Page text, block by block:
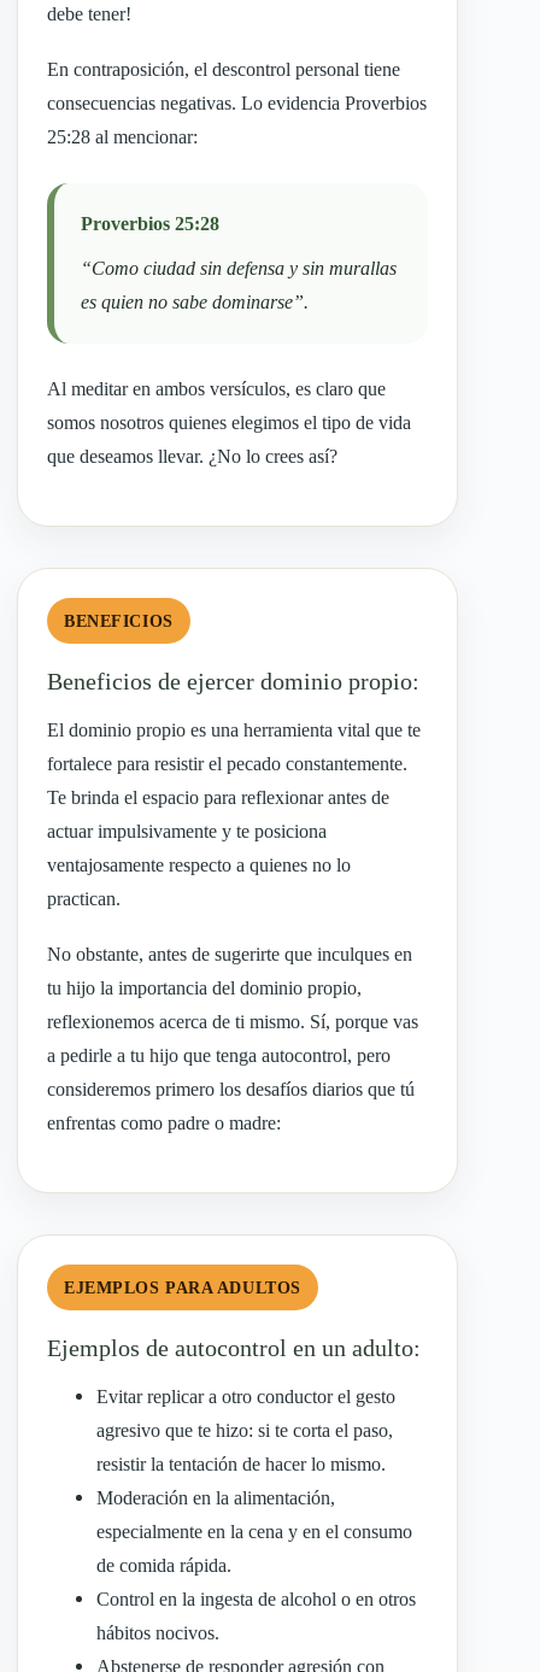
debe tener!
En contraposición, el descontrol personal tiene
consecuencias negativas. Lo evidencia Proverbios
25:28 al mencionar:
Proverbios 25:28
“Como ciudad sin defensa y sin murallas
es quien no sabe dominarse”.
Al meditar en ambos versículos, es claro que
somos nosotros quienes elegimos el tipo de vida
que deseamos llevar. ¿No lo crees así?
BENEFICIOS
Beneficios de ejercer dominio propio:
El dominio propio es una herramienta vital que te
fortalece para resistir el pecado constantemente.
Te brinda el espacio para reflexionar antes de
actuar impulsivamente y te posiciona
ventajosamente respecto a quienes no lo
practican.
No obstante, antes de sugerirte que inculques en
tu hijo la importancia del dominio propio,
reflexionemos acerca de ti mismo. Sí, porque vas
a pedirle a tu hijo que tenga autocontrol, pero
consideremos primero los desafíos diarios que tú
enfrentas como padre o madre:
EJEMPLOS PARA ADULTOS
Ejemplos de autocontrol en un adulto:
Evitar replicar a otro conductor el gesto
agresivo que te hizo: si te corta el paso,
resistir la tentación de hacer lo mismo.
Moderación en la alimentación,
especialmente en la cena y en el consumo
de comida rápida.
Control en la ingesta de alcohol o en otros
hábitos nocivos.
Abstenerse de responder agresión con